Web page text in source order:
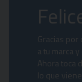
Gracias por
a tu marca
Ahora toca
lo que